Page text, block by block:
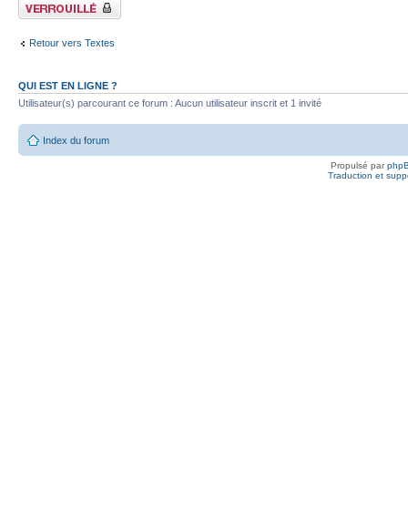
Retour vers Textes
QUI EST EN LIGNE ?
Utilisateur(s) parcourant ce forum : Aucun utilisateur inscrit et 1 invité
Index du forum
Propulsé par
Traduction et